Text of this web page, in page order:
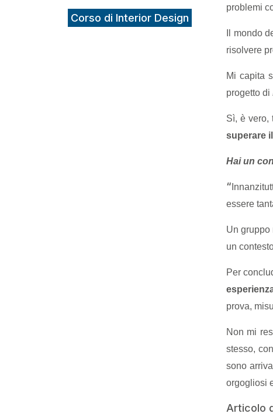
Corso di Interior Design
problemi
Il mondo
risolvere
Mi capita
progetto di
Sì, è vero,
superare
Hai un
“
essere
Un gruppo
un
Per
prova,
Non mi
stesso,
sono
orgogliosi
Articolo